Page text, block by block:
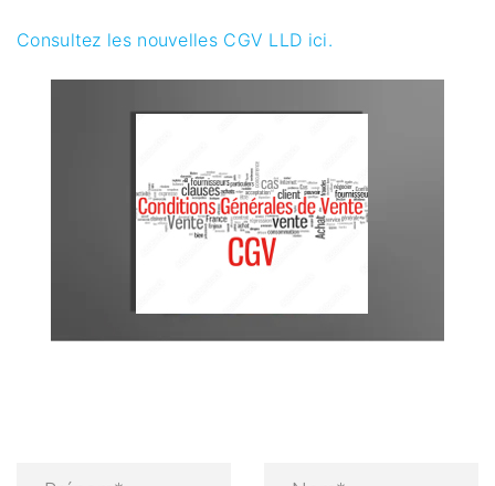
Consultez les nouvelles CGV LLD ici.